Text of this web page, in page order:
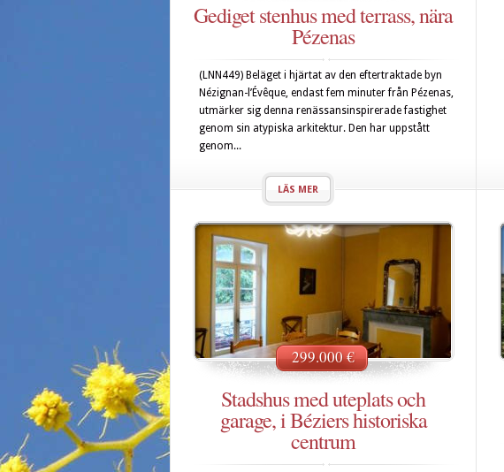
Gediget stenhus med terrass, nära
Pézenas
(LNN449) Beläget i hjärtat av den eftertraktade byn
Nézignan-l’Évêque, endast fem minuter från Pézenas,
utmärker sig denna renässansinspirerade fastighet
genom sin atypiska arkitektur. Den har uppstått
genom...
LÄS MER
299.000 €
Stadshus med uteplats och
garage, i Béziers historiska
centrum